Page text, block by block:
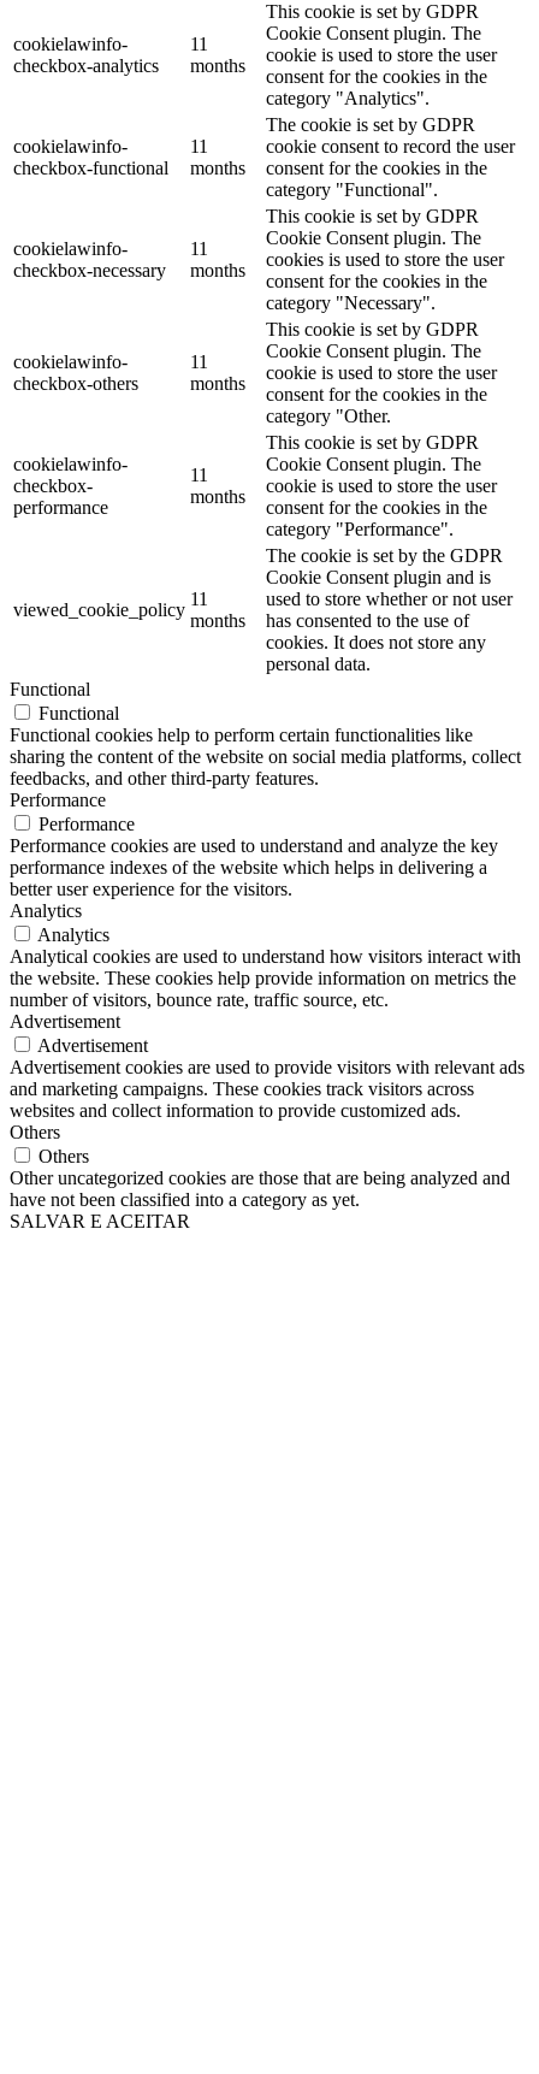
cookielawinfo-
checkbox-analytics
11
months
This cookie is set by GDPR
Cookie Consent plugin. The
cookie is used to store the user
consent for the cookies in the
category "Analytics".
cookielawinfo-
checkbox-functional
11
months
The cookie is set by GDPR
cookie consent to record the user
consent for the cookies in the
category "Functional".
cookielawinfo-
checkbox-necessary
11
months
This cookie is set by GDPR
Cookie Consent plugin. The
cookies is used to store the user
consent for the cookies in the
category "Necessary".
cookielawinfo-
checkbox-others
11
months
This cookie is set by GDPR
Cookie Consent plugin. The
cookie is used to store the user
consent for the cookies in the
category "Other.
cookielawinfo-
checkbox-
performance
11
months
This cookie is set by GDPR
Cookie Consent plugin. The
cookie is used to store the user
consent for the cookies in the
category "Performance".
viewed_cookie_policy
11
months
The cookie is set by the GDPR
Cookie Consent plugin and is
used to store whether or not user
has consented to the use of
cookies. It does not store any
personal data.
Functional
Functional
Functional cookies help to perform certain functionalities like
sharing the content of the website on social media platforms, collect
feedbacks, and other third-party features.
Performance
Performance
Performance cookies are used to understand and analyze the key
performance indexes of the website which helps in delivering a
better user experience for the visitors.
Analytics
Analytics
Analytical cookies are used to understand how visitors interact with
the website. These cookies help provide information on metrics the
number of visitors, bounce rate, traffic source, etc.
Advertisement
Advertisement
Advertisement cookies are used to provide visitors with relevant ads
and marketing campaigns. These cookies track visitors across
websites and collect information to provide customized ads.
Others
Others
Other uncategorized cookies are those that are being analyzed and
have not been classified into a category as yet.
SALVAR E ACEITAR